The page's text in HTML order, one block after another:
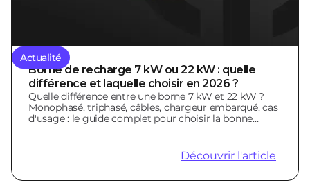
Actualité
Borne de recharge 7 kW ou 22 kW : quelle
différence et laquelle choisir en 2026 ?
Quelle différence entre une borne 7 kW et 22 kW ?
Monophasé, triphasé, câbles, chargeur embarqué, cas
d'usage : le guide complet pour choisir la bonne
Découvrir l'article